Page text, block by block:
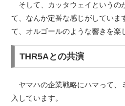
そして、カッタウェイというの
て、なんか定番な感じがしていま
て、オルゴールのような響きを楽
THR5Aとの共演
ヤマハの企業戦略にハマって、
入しています。